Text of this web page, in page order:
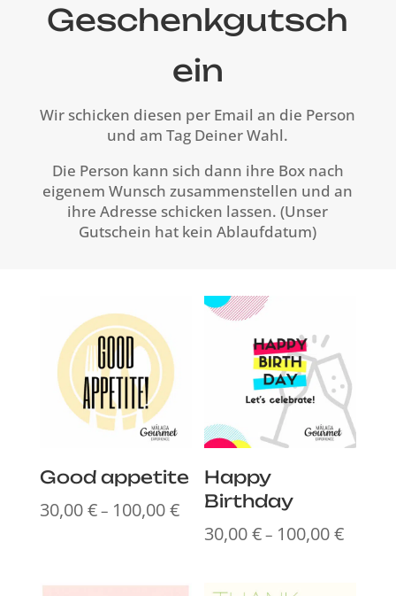
Geschenkgutsch
ein
Wir schicken diesen per Email an die Person
und am Tag Deiner Wahl.
Die Person kann sich dann ihre Box nach
eigenem Wunsch zusammenstellen und an
ihre Adresse schicken lassen. (Unser
Gutschein hat kein Ablaufdatum)
Good appetite
30,00€– 100,00€Preisspanne:
30,00 €
Happy
Birthday
30,00€– 100,00€